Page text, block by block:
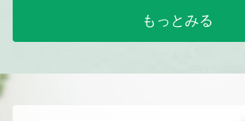
もっとみる